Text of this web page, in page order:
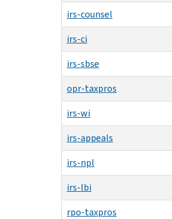
irs-counsel
irs-ci
irs-sbse
opr-taxpros
irs-wi
irs-appeals
irs-npl
irs-lbi
rpo-taxpros